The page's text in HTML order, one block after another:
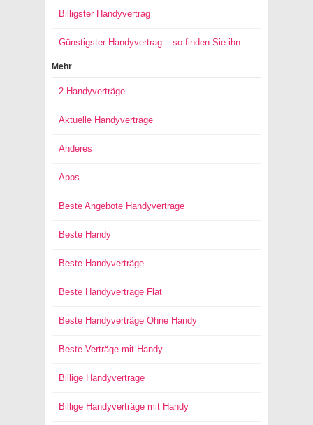
Billigster Handyvertrag
Günstigster Handyvertrag – so finden Sie ihn
Mehr
2 Handyverträge
Aktuelle Handyverträge
Anderes
Apps
Beste Angebote Handyverträge
Beste Handy
Beste Handyverträge
Beste Handyverträge Flat
Beste Handyverträge Ohne Handy
Beste Verträge mit Handy
Billige Handyverträge
Billige Handyverträge mit Handy